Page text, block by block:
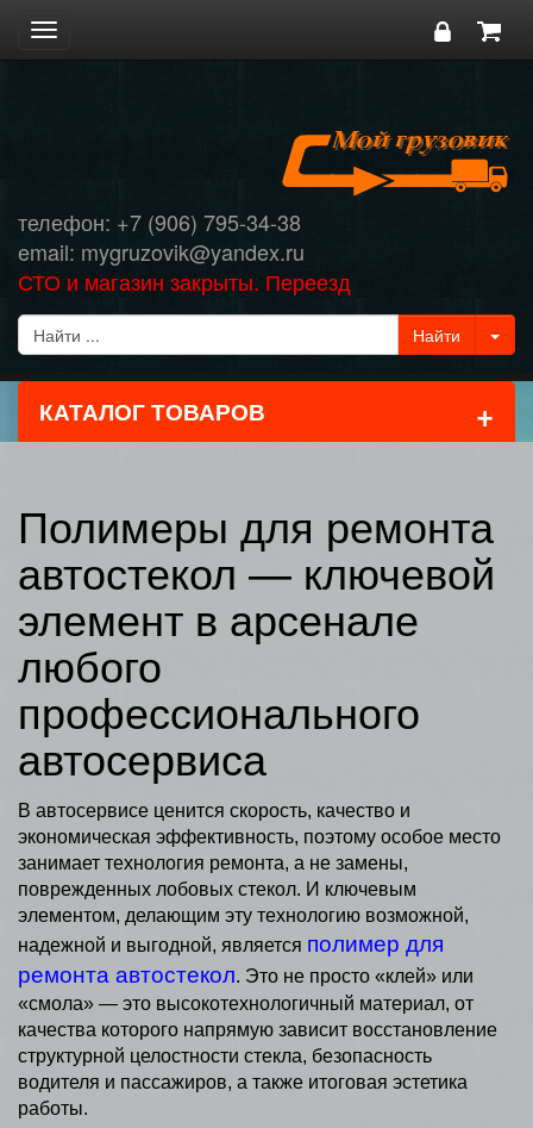
Toggle
navigation
телефон: +7 (906) 795-34-38
email: mygruzovik@yandex.ru
СТО и магазин закрыты. Переезд
КАТАЛОГ ТОВАРОВ +
Полимеры для ремонта
автостекол — ключевой
элемент в арсенале
любого
профессионального
автосервиса
В автосервисе ценится скорость, качество и
экономическая эффективность, поэтому особое место
занимает технология ремонта, а не замены,
поврежденных лобовых стекол. И ключевым
элементом, делающим эту технологию возможной,
надежной и выгодной, является полимер для
ремонта автостекол. Это не просто «клей» или
«смола» — это высокотехнологичный материал, от
качества которого напрямую зависит восстановление
структурной целостности стекла, безопасность
водителя и пассажиров, а также итоговая эстетика
работы.